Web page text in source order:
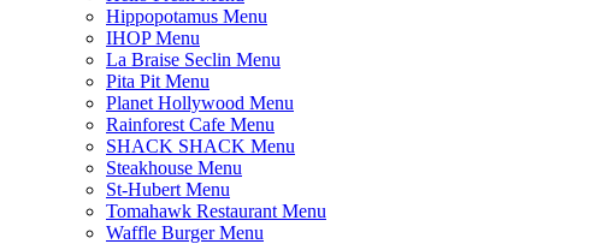
Hippopotamus Menu
IHOP Menu
La Braise Seclin Menu
Pita Pit Menu
Planet Hollywood Menu
Rainforest Cafe Menu
SHACK SHACK Menu
Steakhouse Menu
St-Hubert Menu
Tomahawk Restaurant Menu
Waffle Burger Menu